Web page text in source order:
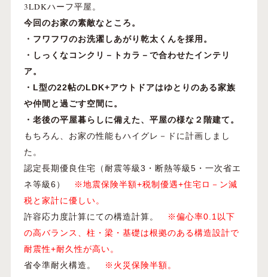
3LDKハーフ平屋。
今回のお家の素敵なところ。
・フワフワのお洗濯しあがり乾太くんを採用。
・しっくなコンクリ－トカラ－で合わせたインテリ
ア。
・L型の22帖のLDK+アウトドアはゆとりのある家族
や仲間と過ごす空間に。
・老後の平屋暮らしに備えた、平屋の様な２階建て。
もちろん、お家の性能もハイグレ－ドに計画しまし
た。
認定長期優良住宅（耐震等級3・断熱等級5・一次省エ
ネ等級6）
※地震保険半額+税制優遇+住宅ロ－ン減
税と家計に優しい。
許容応力度計算にての構造計算。
※偏心率0.1以下
の高バランス、柱・梁・基礎は根拠のある構造設計で
耐震性+耐久性が高い。
省令準耐火構造。
※火災保険半額。